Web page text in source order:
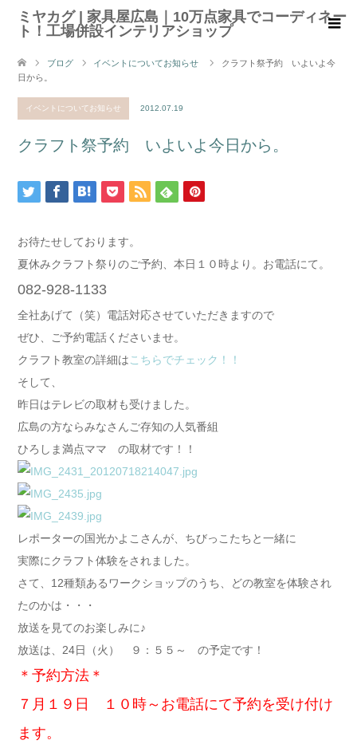
ミヤカグ | 家具屋広島｜10万点家具でコーディネー
ト！工場併設インテリアショップ
ブログ イベントについてお知らせ
クラフト祭予約 いよいよ今
日から。
イベントについてお知らせ 2012.07.19
クラフト祭予約 いよいよ今日から。
お待たせしております。
夏休みクラフト祭りのご予約、本日１０時より。お電話にて。
082-928-1133
全社あげて（笑）電話対応させていただきますので
ぜひ、ご予約電話くださいませ。
クラフト教室の詳細は こちらでチェック！！
そして、
昨日はテレビの取材も受けました。
広島の方ならみなさんご存知の人気番組
ひろしま満点ママ の取材です！！
レポーターの国光かよこさんが、ちびっこたちと一緒に
実際にクラフト体験をされました。
さて、12種類あるワークショップのうち、どの教室を体験され
たのかは・・・
放送を見てのお楽しみに♪
放送は、24日（火） ９：５５～ の予定です！
＊予約方法＊
７月１９日 １０時～お電話にて予約を受け付け
ます。